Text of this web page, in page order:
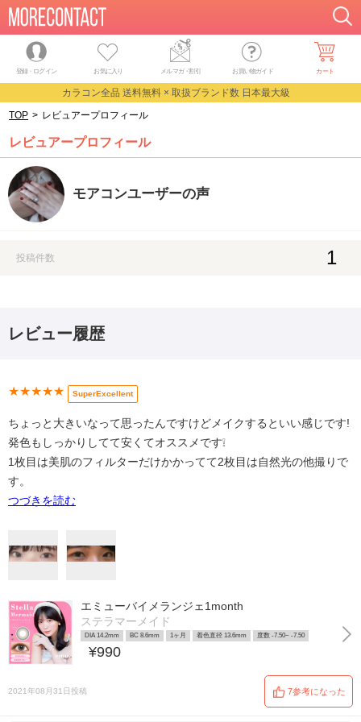
登録・ログイン お気に入り メルマガ・割引 お買い物ガイド カート
カラコン全品 送料無料 × 取扱ブランド数 日本最大級
TOP > レビュアープロフィール
レビュアープロフィール
モアコンユーザーの声
投稿件数 1
レビュー履歴
★★★★★ SuperExcellent
ちょっと大きいなって思ったんですけどメイクするといい感じです!
発色もしっかりしてて安くてオススメです❕
1枚目は美肌のフィルターだけかかってて2枚目は自然光の他撮りで
す。
つづきを読む
エミューバイメランジェ1month
ステラマーメイド
DIA 14.2mm BC 8.6mm 1ヶ月 着色直径 13.6mm 度数 -7.50~ -7.50
¥990
2021年08月31日投稿 7参考になった